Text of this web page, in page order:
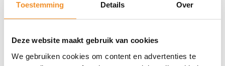
Toestemming Details Over
Deze website maakt gebruik van cookies
We gebruiken cookies om content en advertenties te